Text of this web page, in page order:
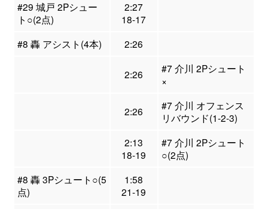
#29 城戸 2Pシュー
ト○(2点)
2:27
18-17
#8 轟 アシスト(4本)
2:26
2:26
#7 介川 2Pシュート
×
2:26
#7 介川 オフェンス
リバウンド(1-2-3)
2:13
18-19
#7 介川 2Pシュート
○(2点)
#8 轟 3Pシュート○(5
点)
1:58
21-19